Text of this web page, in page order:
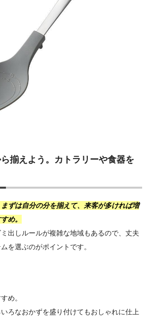
揃えよう。カトラリーや食器を
ずは自分の分を揃えて、来客が多ければ増
め。
出しルールが複雑な地域もあるので、丈夫
を選ぶのがポイントです。
め。
ろなおかずを盛り付けてもおしゃれに仕上